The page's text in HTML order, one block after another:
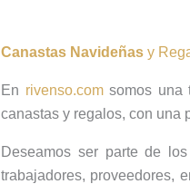
Canastas Navideñas y
En rivenso.comsomos una
canastas y regalos, con una
Deseamos ser parte de
trabajadores, proveedores,